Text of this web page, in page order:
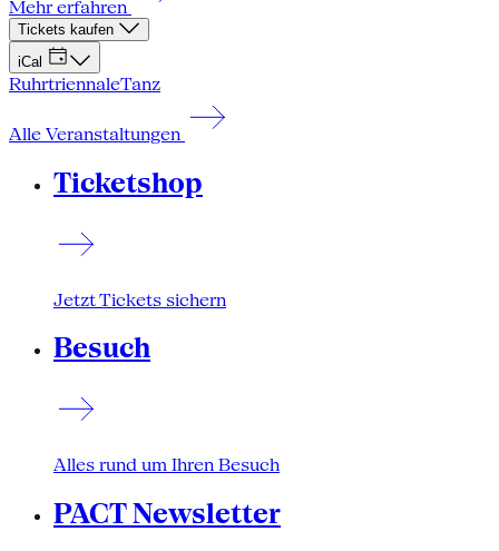
Mehr erfahren
Tickets kaufen
iCal
RuhrtriennaleTanz
Alle Veranstaltungen
Ticketshop
Jetzt Tickets sichern
Besuch
Alles rund um Ihren Besuch
PACT Newsletter